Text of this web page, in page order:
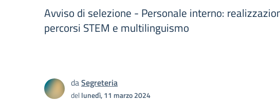
Avviso di selezione - Personale interno:
percorsi STEM e multilinguismo
daSegreteria
dellunedì, 11 marzo 2024